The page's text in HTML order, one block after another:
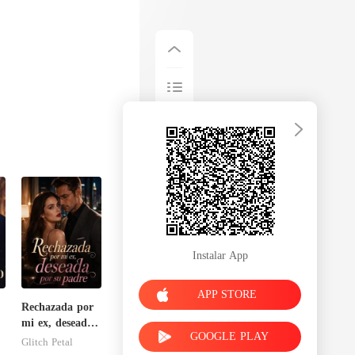
Rechazada por
mi ex, deseada
por su padre
Glitch Petal
Instalar App
APP STORE
GOOGLE PLAY